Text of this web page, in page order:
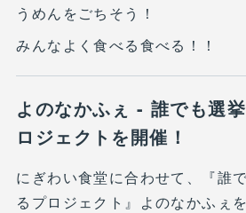
うめんをごちそう！
みんなよく食べる食べる！！
よのなかふぇ - 誰でも選
ロジェクトを開催！
にぎわい食堂に合わせて、『誰
るプロジェクト』よのなかふぇ